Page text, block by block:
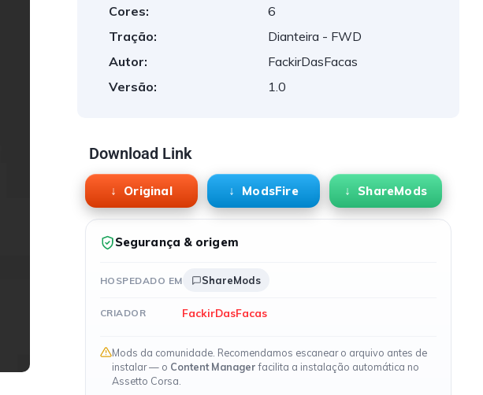
Cores:
6
Tração:
Dianteira - FWD
Autor:
FackirDasFacas
Versão:
1.0
Download Link
Original ModsFire ShareMods
Segurança & origem
HOSPEDADO EM ShareMods
CRIADOR FackirDasFacas
Mods da comunidade. Recomendamos escanear o arquivo antes de
instalar — o Content Managerfacilita a instalação automática no
Assetto Corsa.